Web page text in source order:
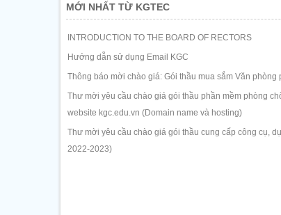
MỚI NHẤT TỪ KGTEC
INTRODUCTION TO THE BOARD OF RECTORS
Hướng dẫn sử dụng Email KGC
Thông báo mời chào giá: Gói thầu mua sắm Văn
Thư mời yêu cầu chào giá gói thầu phần mềm phòng
website kgc.edu.vn (Domain name và hosting)
Thư mời yêu cầu chào giá gói thầu cung cấp công cụ,
2022-2023)